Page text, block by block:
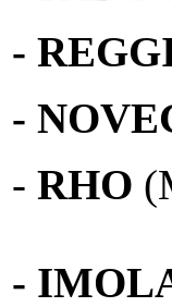
-
-
- RHO
-